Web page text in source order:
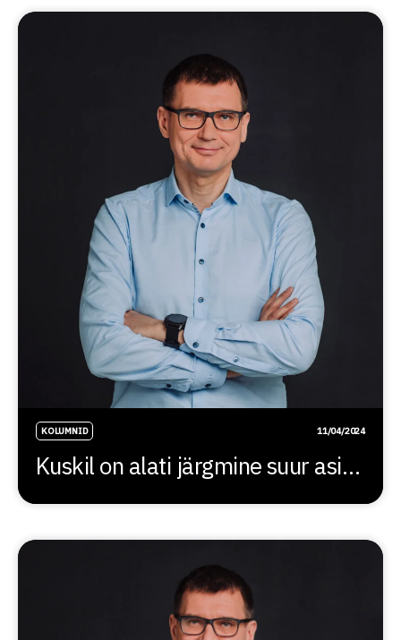
KOLUMNID 11/04/2024
Kuskil on alati järgmine suur asi…